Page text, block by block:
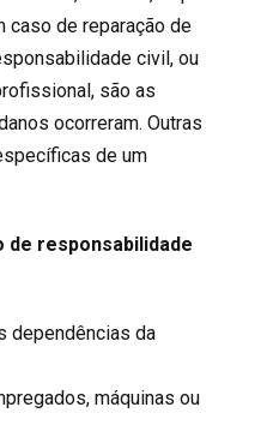
caso de reparação de
civil, ou
, são as
ocorreram. Outras
de um
de responsabilidade
dependências da
máquinas ou